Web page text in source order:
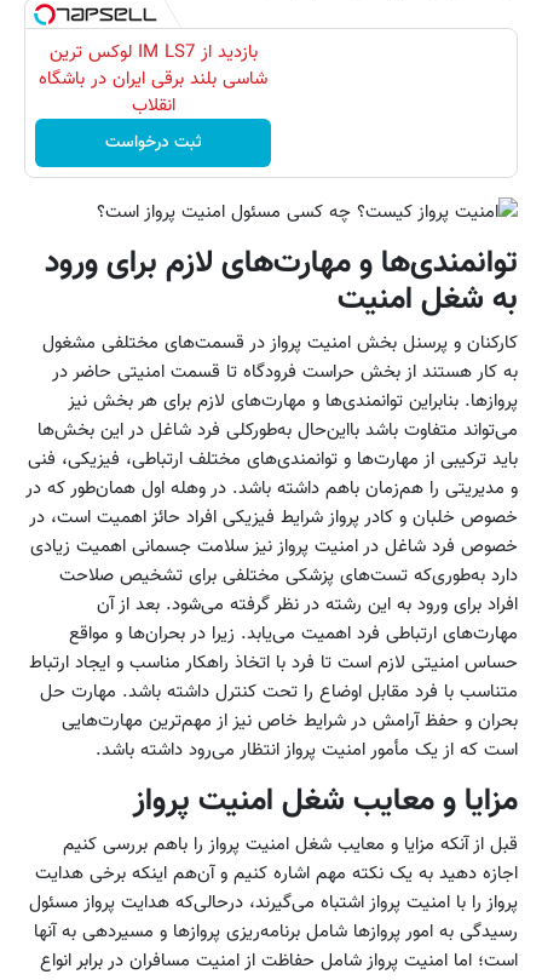
بازدید از IM LS7 لوکس ترین
شاسی بلند برقی ایران در باشگاه
انقلاب
ثبت درخواست
توانمندی‌ها و مهارت‌های لازم برای ورود
به شغل امنیت
کارکنان و پرسنل بخش امنیت پرواز در قسمت‌های مختلفی مشغول
به کار هستند از بخش حراست فرودگاه تا قسمت امنیتی حاضر در
پروازها. بنابراین توانمندی‌ها و مهارت‌های لازم برای هر بخش نیز
می‌تواند متفاوت باشد بااین‌حال به‌طورکلی فرد شاغل در این بخش‌ها
باید ترکیبی از مهارت‌ها و توانمندی‌های مختلف ارتباطی، فیزیکی، فنی
و مدیریتی را هم‌زمان باهم داشته باشد. در وهله اول همان‌طور که در
خصوص خلبان و کادر پرواز شرایط فیزیکی افراد حائز اهمیت است، در
خصوص فرد شاغل در امنیت پرواز نیز سلامت جسمانی اهمیت زیادی
دارد به‌طوری‌که تست‌های پزشکی مختلفی برای تشخیص صلاحت
افراد برای ورود به این رشته در نظر گرفته می‌شود. بعد از آن
مهارت‌های ارتباطی فرد اهمیت می‌یابد. زیرا در بحران‌ها و مواقع
حساس امنیتی لازم است تا فرد با اتخاذ راهکار مناسب و ایجاد ارتباط
متناسب با فرد مقابل اوضاع را تحت کنترل داشته باشد. مهارت حل
بحران و حفظ آرامش در شرایط خاص نیز از مهم‌ترین مهارت‌هایی
است که از یک مأمور امنیت پرواز انتظار می‌رود داشته باشد.
مزایا و معایب شغل امنیت پرواز
قبل از آنکه مزایا و معایب شغل امنیت پرواز را باهم بررسی کنیم
اجازه دهید به یک نکته مهم اشاره کنیم و آن‌هم اینکه برخی هدایت
پرواز را با امنیت پرواز اشتباه می‌گیرند، درحالی‌که هدایت پرواز مسئول
رسیدگی به امور پروازها شامل برنامه‌ریزی پروازها و مسیردهی به آنها
است؛ اما امنیت پرواز شامل حفاظت از امنیت مسافران در برابر انواع